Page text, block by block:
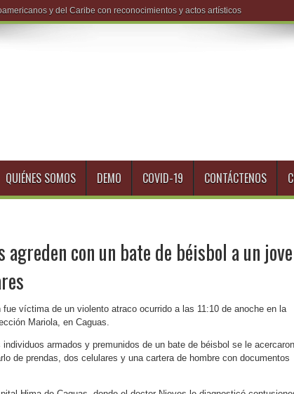
QUIÉNES SOMOS DEMO COVID-19 CONTÁCTENOS
agreden con un bate de béisbol a un
víctima de un violento atraco ocurrido a las 11:10 de anoche en la
Mariola, en Caguas.
armados y premunidos de un bate de béisbol se le
de prendas, dos celulares y una cartera de hombre con documentos